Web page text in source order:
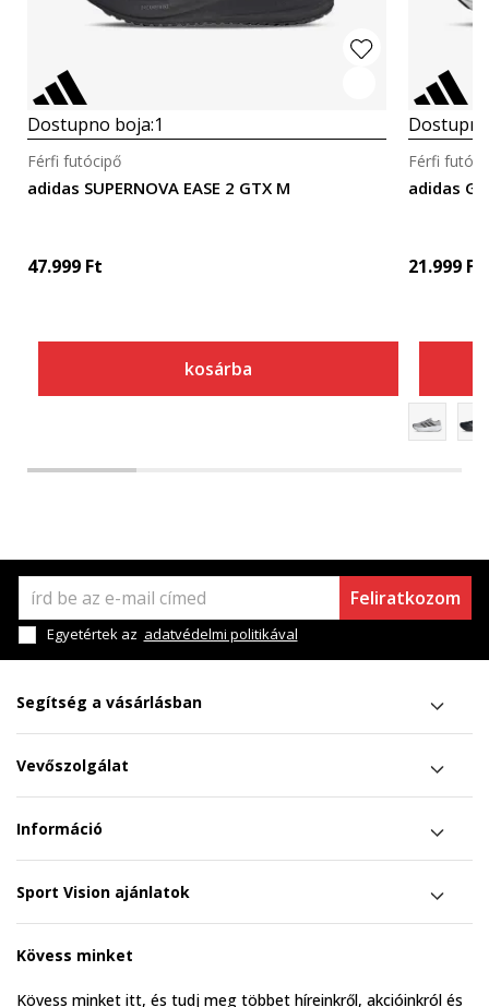
Dostupno boja:1
adidas SUPERNOVA EASE 2 GTX M
Férfi futócipő
47.999 Ft
kosárba
adidas
Férfi
21.999 Ft
Feliratkozom
Egyetértek az adatvédelmi politikával
Segítség a vásárlásban
Vevőszolgálat
Információ
Sport Vision ajánlatok
Kövess minket
Kövess minket itt, és tudj meg többet híreinkről, akcióinkról és